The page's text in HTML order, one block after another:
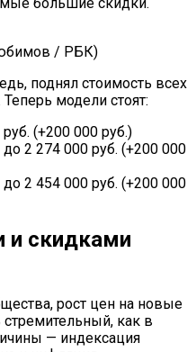
/ РБК)
поднял стоимость всех
модели стоят:
(+200 000 руб.)
2 274 000 руб. (+200 000
2 454 000 руб. (+200 000
и скидками
рост цен на новые
как в
— индексация